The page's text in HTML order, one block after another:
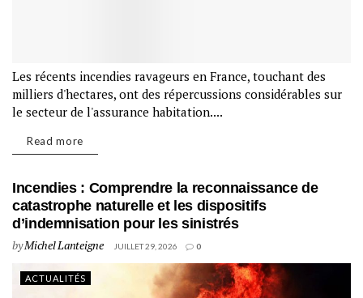
Les récents incendies ravageurs en France, touchant des
milliers d'hectares, ont des répercussions considérables sur
le secteur de l'assurance habitation....
Read more
Incendies : Comprendre la reconnaissance de
catastrophe naturelle et les dispositifs
d’indemnisation pour les sinistrés
byMichel Lanteigne JUILLET 29, 2026 0
ACTUALITÉS